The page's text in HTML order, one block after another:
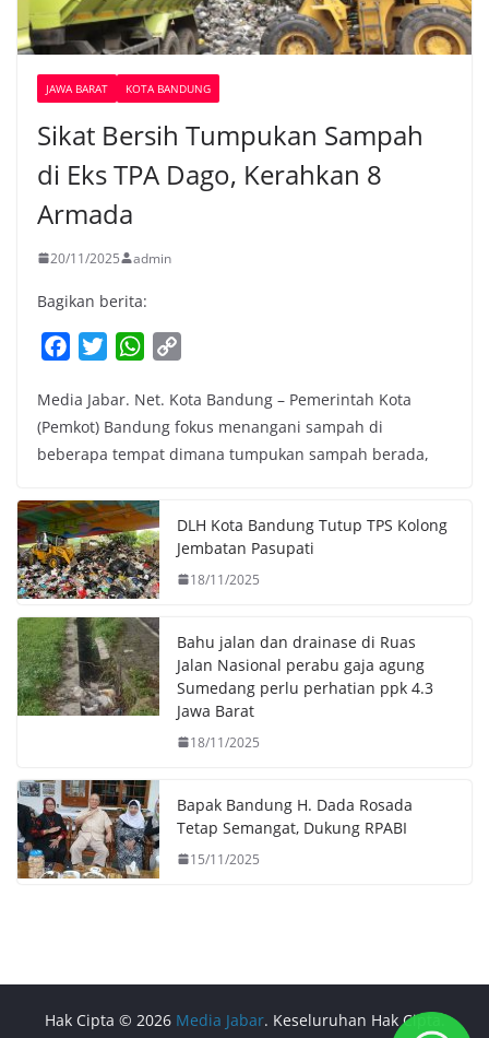
JAWA BARAT KOTA BANDUNG
Sikat Bersih Tumpukan Sampah
di Eks TPA Dago, Kerahkan 8
Armada
20/11/2025 admin
Bagikan berita:
c
e
b
o
k
i
t
t
r
W
a
t
s
p
p
p
y
L
n
k
Media Jabar. Net. Kota Bandung – Pemerintah Kota
(Pemkot) Bandung fokus menangani sampah di
beberapa tempat dimana tumpukan sampah berada,
DLH Kota Bandung Tutup TPS Kolong
Jembatan Pasupati
18/11/2025
Bahu jalan dan drainase di Ruas
Jalan Nasional perabu gaja agung
Sumedang perlu perhatian ppk 4.3
Jawa Barat
18/11/2025
Bapak Bandung H. Dada Rosada
Tetap Semangat, Dukung RPABI
15/11/2025
Hak Cipta © 2026 Media Jabar. Keseluruhan Hak Cipta.